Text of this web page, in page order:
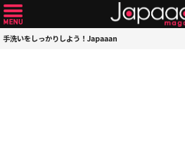
手洗いをしっかりしよう！Japaaan